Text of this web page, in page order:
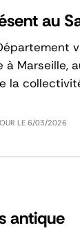
au
à Marseille,
la
LE 6/03/2026
antique